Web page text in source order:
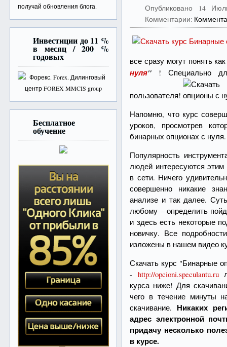
получай обновления блога.
Инвестиции до 11 %
в месяц / 200 %
годовых
Бесплатное
обучение
Опубликовано
14
Комментарии:
все сразу могут понять
нуля" ! Специально
пользователя!
Напомню, что курс
уроков, просмотрев
бинарных опционах с нуля.
Популярность
людей интересуются этим
в сети. Ничего
совершенно никакие
анализе и так далее.
любому – определить
и здесь есть некоторые
новичку. Все
изложены в нашем видео
Скачать курс "Бинарные
- http://opcioni.speculantu.ru
курса ниже! Для
чего в течение минуты
скачивание. Никаких
адрес электронной
придачу несколько
в курсе.